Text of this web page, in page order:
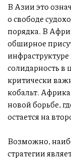
В Азии это
о свободе
порядка. В
обширное
солидарность в
критически
кобальт.
новой борьбе,
остается на
Возможно,
стратегии